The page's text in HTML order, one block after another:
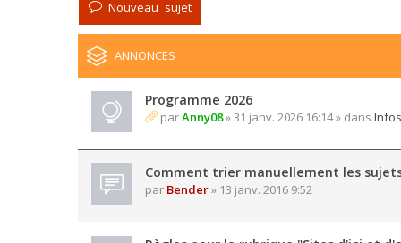
Nouveau sujet
ANNONCES
Programme 2026
parAnny08» 31 janv. 2026 16:14 » dans Infos
Comment trier manuellement les
par Bender» 13 janv. 2016 9:52